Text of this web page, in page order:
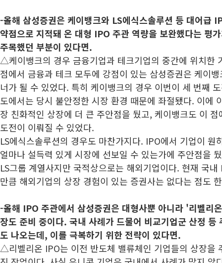
-올해 삼성증권은 케이뱅크와 LS에식스솔루션 등 대어급
약점으로 지적돼 온 대형 IPO 주관 역량을 보완했다는 평
주목했던 부분이 있다면.
△케이뱅크의 경우 금융기업과 테크기업의 중간에 위치한
점에서 금융과 테크 모두에 강점이 있는 삼성증권은 케이
너가 될 수 있었다. 특히 케이뱅크의 경우 이번이 세 번째
도에서는 당시 불안정한 시장 환경 때문에 좌절됐다. 이에
장 친화적인 상장에 더 큰 주안점을 뒀고, 케이뱅크도 이
도전이 이뤄질 수 있었다.
LS에식스솔루션의 경우도 마찬가지다. IPO에서 기업이 원
얼마나 설득력 있게 시장에 선보일 수 있는가에 주안점을
LS그룹 계열사지만 국적상으로는 해외기업이다. 현재 국
만큼 해외기업의 상장 경험이 있는 증권사는 없다는 점도
-올해 IPO 주관에서 삼성증권은 대형사뿐 아니라 '리벨리
장도 준비 중이다. 국내 사례가 드물어 비교기업군 산정 등
도 나오는데, 이를 극복하기 위한 전략이 있다면.
△리벨리온 IPO는 이전 반도체 밸류체인 기업들의 상장을